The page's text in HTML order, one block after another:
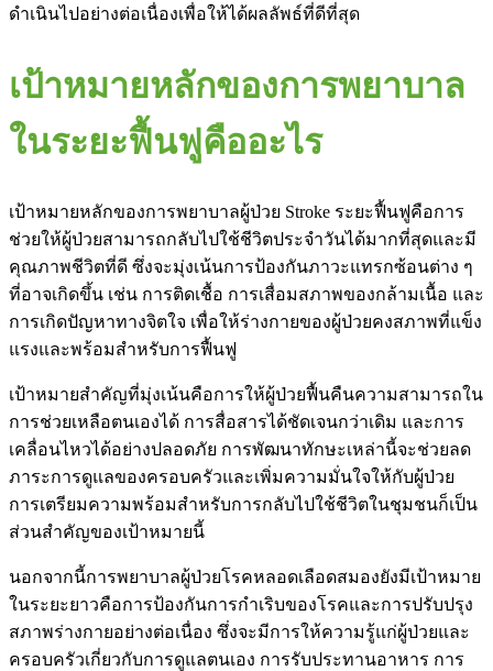
ดำเนินไปอย่างต่อเนื่องเพื่อให้ได้ผลลัพธ์ที่ดีที่สุด
เป้าหมายหลักของการพยาบาล
ในระยะฟื้นฟูคืออะไร
เป้าหมายหลักของการพยาบาลผู้ป่วย Stroke ระยะฟื้นฟูคือการ
ช่วยให้ผู้ป่วยสามารถกลับไปใช้ชีวิตประจำวันได้มากที่สุดและมี
คุณภาพชีวิตที่ดี ซึ่งจะมุ่งเน้นการป้องกันภาวะแทรกซ้อนต่าง ๆ
ที่อาจเกิดขึ้น เช่น การติดเชื้อ การเสื่อมสภาพของกล้ามเนื้อ และ
การเกิดปัญหาทางจิตใจ เพื่อให้ร่างกายของผู้ป่วยคงสภาพที่แข็ง
แรงและพร้อมสำหรับการฟื้นฟู
เป้าหมายสำคัญที่มุ่งเน้นคือการให้ผู้ป่วยฟื้นคืนความสามารถใน
การช่วยเหลือตนเองได้ การสื่อสารได้ชัดเจนกว่าเดิม และการ
เคลื่อนไหวได้อย่างปลอดภัย การพัฒนาทักษะเหล่านี้จะช่วยลด
ภาระการดูแลของครอบครัวและเพิ่มความมั่นใจให้กับผู้ป่วย
การเตรียมความพร้อมสำหรับการกลับไปใช้ชีวิตในชุมชนก็เป็น
ส่วนสำคัญของเป้าหมายนี้
นอกจากนี้การพยาบาลผู้ป่วยโรคหลอดเลือดสมองยังมีเป้าหมาย
ในระยะยาวคือการป้องกันการกำเริบของโรคและการปรับปรุง
สภาพร่างกายอย่างต่อเนื่อง ซึ่งจะมีการให้ความรู้แก่ผู้ป่วยและ
ครอบครัวเกี่ยวกับการดูแลตนเอง การรับประทานอาหาร การ